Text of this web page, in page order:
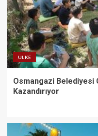
ÜLKE
Osmangazi Belediyesi
Kazandırıyor